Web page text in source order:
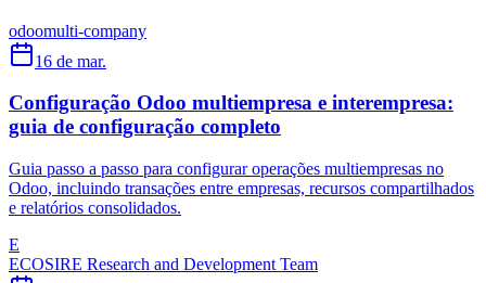
odoomulti-company
16 de mar.
Configuração Odoo multiempresa e interempresa:
guia de configuração completo
Guia passo a passo para configurar operações multiempresas no
Odoo, incluindo transações entre empresas, recursos compartilhados
e relatórios consolidados.
E
ECOSIRE Research and Development Team